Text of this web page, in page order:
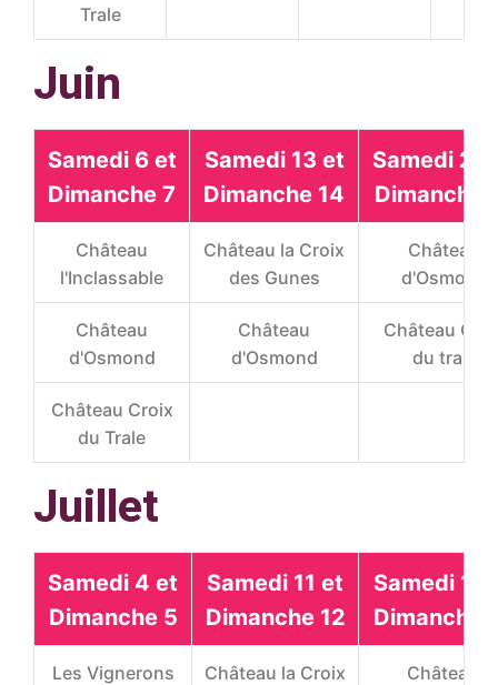
Trale
Juin
Samedi 6 et
Dimanche 7
Samedi 13 et
Dimanche 14
Samedi 20
Dimanche
Château
l'Inclassable
Château la Croix
des Gunes
Château
d'Osmond
Château
d'Osmond
Château
d'Osmond
Château
du trale
Château Croix
du Trale
Juillet
Samedi 4 et
Dimanche 5
Samedi 11 et
Dimanche 12
Samedi 18
Dimanche
Les Vignerons
Château la Croix
Château